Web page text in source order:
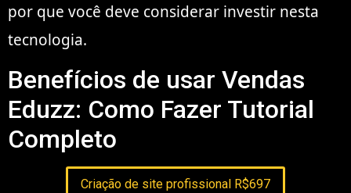
por que você deve considerar investir nesta
tecnologia.
Benefícios de usar Vendas
Eduzz: Como Fazer Tutorial
Completo
Criação de site profissional R$697